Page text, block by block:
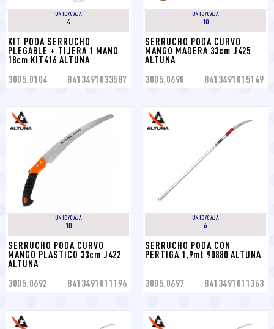
UNID/CAJA
4
KIT PODA SERRUCHO
PLEGABLE + TIJERA 1 MANO
18cm KIT416 ALTUNA
3005.0104 8413491033587
UNID/CAJA
10
SERRUCHO PODA CURVO
MANGO MADERA 33cm J425
ALTUNA
3005.0690 8413491015149
UNID/CAJA
10
SERRUCHO PODA CURVO
MANGO PLASTICO 33cm J422
ALTUNA
3005.0692 8413491011196
UNID/CAJA
6
SERRUCHO PODA CON
PERTIGA 1,9mt 90880 ALTUNA
3005.0697 8413491011363